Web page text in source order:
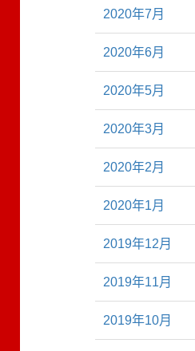
2020年7月
2020年6月
2020年5月
2020年3月
2020年2月
2020年1月
2019年12月
2019年11月
2019年10月